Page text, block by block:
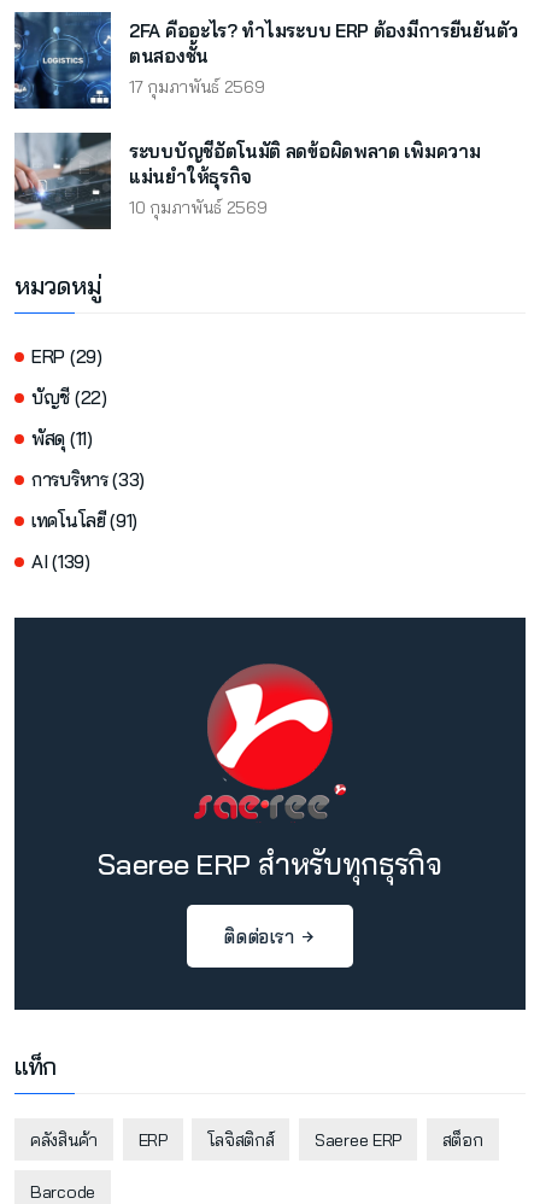
2FA คืออะไร? ทำไมระบบ ERP ต้องมีการยืนยันตัว
ตนสองชั้น
17 กุมภาพันธ์ 2569
ระบบบัญชีอัตโนมัติ ลดข้อผิดพลาด เพิ่มความ
แม่นยำให้ธุรกิจ
10 กุมภาพันธ์ 2569
หมวดหมู่
ERP (29)
บัญชี (22)
พัสดุ (11)
การบริหาร (33)
เทคโนโลยี (91)
AI (139)
Saeree ERP สำหรับทุกธุรกิจ
ติดต่อเรา
แท็ก
คลังสินค้า ERP โลจิสติกส์ Saeree ERP สต็อก
Barcode